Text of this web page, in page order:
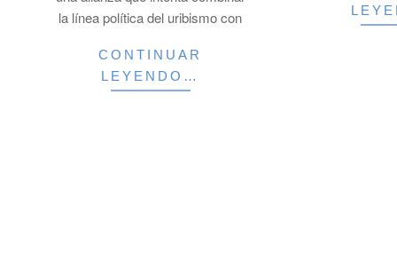
la línea política del uribismo con
CONTINUAR
LEYENDO…